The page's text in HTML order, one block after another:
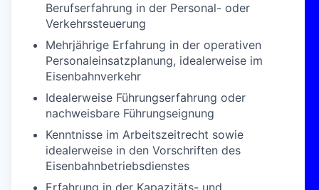
Berufserfahrung in der Personal- oder
Verkehrssteuerung
Mehrjährige Erfahrung in der operativen
Personaleinsatzplanung, idealerweise im
Eisenbahnverkehr
Idealerweise Führungserfahrung oder
nachweisbare Führungseignung
Kenntnisse im Arbeitszeitrecht sowie
idealerweise in den Vorschriften des
Eisenbahnbetriebsdienstes
Erfahrung in der Kapazitäts- und